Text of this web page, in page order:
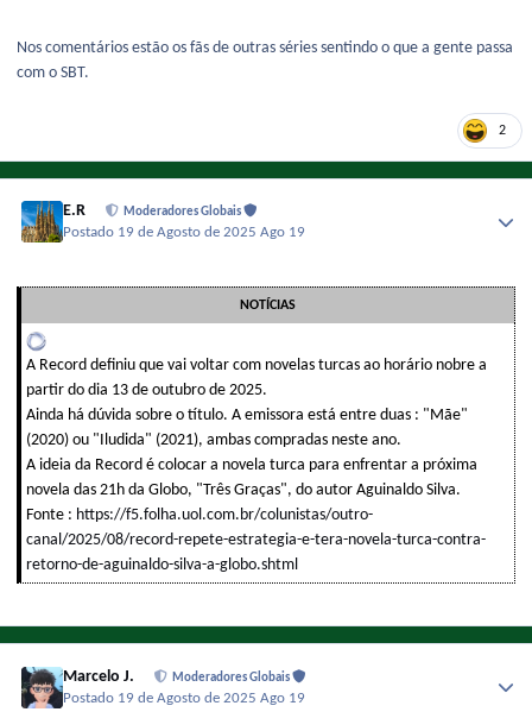
Nos comentários estão os fãs de outras séries sentindo o que a gente passa
com o SBT.
2
E.R Moderadores Globais
Postado 19 de Agosto de 2025Ago 19
NOTÍCIAS
A Record definiu que vai voltar com novelas turcas ao horário nobre a
partir do dia 13 de outubro de 2025.
Ainda há dúvida sobre o título. A emissora está entre duas : "Mãe"
(2020) ou "Iludida" (2021), ambas compradas neste ano.
A ideia da Record é colocar a novela turca para enfrentar a próxima
novela das 21h da Globo, "Três Graças", do autor Aguinaldo Silva.
Fonte : https://f5.folha.uol.com.br/colunistas/outro-
canal/2025/08/record-repete-estrategia-e-tera-novela-turca-contra-
retorno-de-aguinaldo-silva-a-globo.shtml
Marcelo J. Moderadores Globais
Postado 19 de Agosto de 2025Ago 19